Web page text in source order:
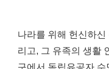
나라를 위해 헌신하신
리고, 그 유족의 생활
구에서 독립유공자